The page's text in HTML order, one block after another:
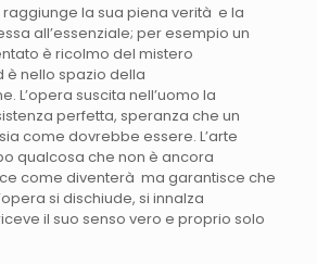
raggiunge la sua piena verità e la
all’essenziale; per esempio un
è ricolmo del mistero
è nello spazio della
L’opera suscita nell’uomo la
perfetta, speranza che un
come dovrebbe essere. L’arte
qualcosa che non è ancora
come diventerà ma garantisce che
si dischiude, si innalza
il suo senso vero e proprio solo